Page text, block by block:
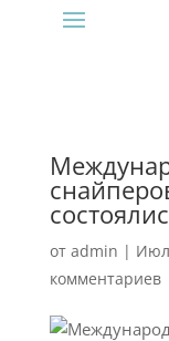
от admin |
комментариев